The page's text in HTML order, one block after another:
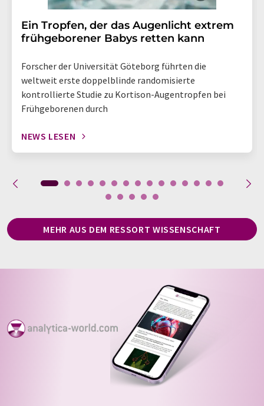
Ein Tropfen, der das Augenlicht extrem
frühgeborener Babys retten kann
Forscher der Universität Göteborg führten die
weltweit erste doppelblinde randomisierte
kontrollierte Studie zu Kortison-Augentropfen bei
Frühgeborenen durch
NEWS LESEN
MEHR AUS DEM RESSORT WISSENSCHAFT